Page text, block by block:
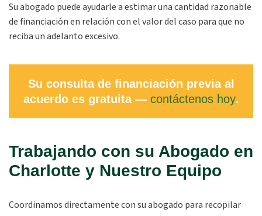
Su abogado puede ayudarle a estimar una cantidad razonable
de financiación en relación con el valor del caso para que no
reciba un adelanto excesivo.
Su consulta de financiación previa al
acuerdo es gratuita — contáctenos hoy.
Trabajando con su Abogado en
Charlotte y Nuestro Equipo
Coordinamos directamente con su abogado para recopilar